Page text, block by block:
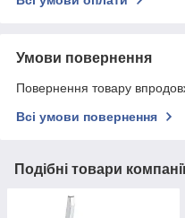
Умови повернення
Повернення товару
Всі умови повернення
Подібні товари